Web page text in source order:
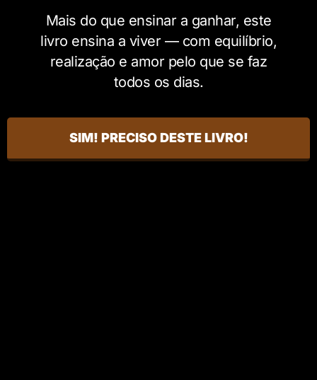
Mais do que ensinar a ganhar, este
livro ensina a viver — com equilíbrio,
realização e amor pelo que se faz
todos os dias.
SIM! PRECISO DESTE LIVRO!